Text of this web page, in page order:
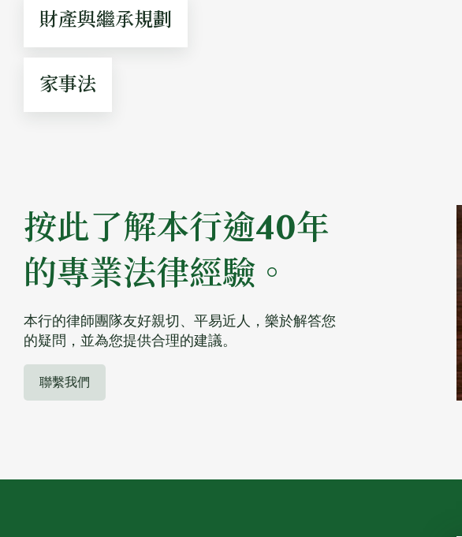
財產與繼承規劃
家事法
按此了解本行逾40年
的專業法律經驗。
本行的律師團隊友好親切、平易近人，樂於解答您
的疑問，並為您提供合理的建議。
聯繫我們